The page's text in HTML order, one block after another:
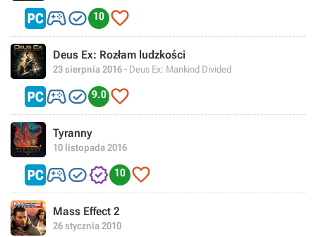
 10 
Deus Ex: Rozłam ludzkości
23 sierpnia 2016- Deus Ex: Mankind Divided
 9.0 
Tyranny
10 listopada 2016
 10 
Mass Effect 2
26 stycznia 2010